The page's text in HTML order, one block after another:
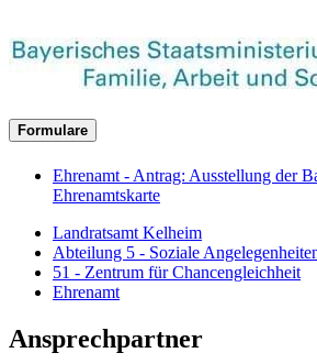
Formulare
Ehrenamt - Antrag: Ausstellung der
Ehrenamtskarte
Landratsamt Kelheim
Abteilung 5 - Soziale
51 - Zentrum für Chancengleichheit
Ehrenamt
Ansprechpartner